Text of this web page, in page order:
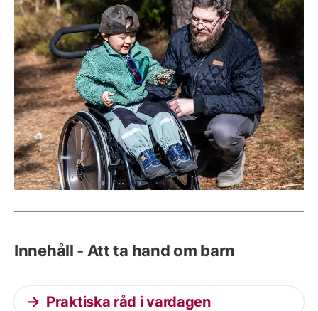
Innehåll - Att ta hand om barn
Praktiska råd i vardagen